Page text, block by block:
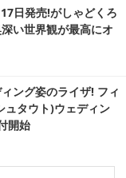
日発売!がしゃどくろ
い世界観が最高にオ
ング姿のライザ! フィ
ュタウト)ウェディン
開始